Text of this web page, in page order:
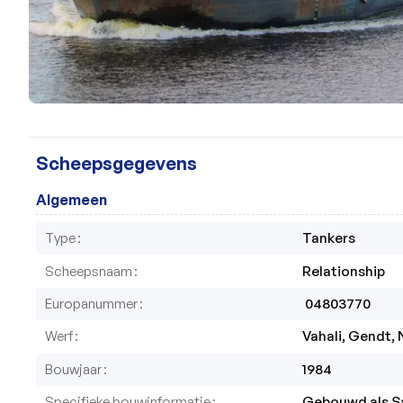
Scheepsgegevens
Algemeen
Type
Tankers
Scheepsnaam
Relationship
Europanummer
04803770
Werf
Vahali, Gendt,
Bouwjaar
1984